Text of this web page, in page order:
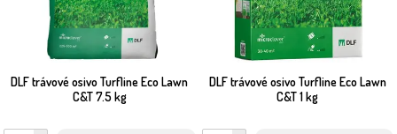
🚛 Produkty doručujeme aj vlastnou dopravou priamo k vám – rýchlo,
bezpečne a spoľahlivo.Vyberte si trávové osivá z Maxgarden.sk
a vytvorte zelený koberec, ktorý vydrží 🌱
DLF trávové osivo Turfline Eco Lawn
C&T 7.5 kg
DLF trávové osivo Turfline Eco Lawn
C&T 1 kg